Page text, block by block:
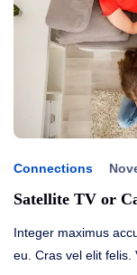
Connections
Satellite TV or
Integer maximus
eu. Cras vel elit felis.